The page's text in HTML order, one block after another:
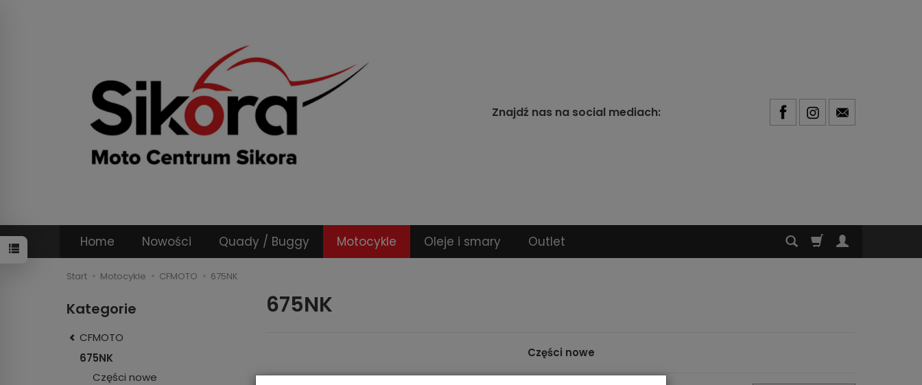
Znajdź nas na social mediach:
Home Nowości Quady / Buggy Motocykle Oleje i smary Outlet
Start Motocykle CFMOTO 675NK
675NK
Części nowe
Kategorie
CFMOTO
675NK
Części nowe